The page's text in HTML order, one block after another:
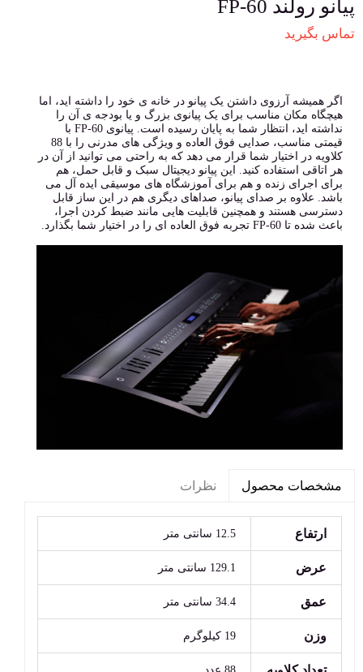
پیانو رولند FP-60
تماس بگیرید
اگر همیشه آرزوی داشتن یک پیانو در خانه ی خود را داشته اید، اما
هیچگاه مکان مناسب برای یک پیانوی بزرگ و یا بودجه ی آن را
نداشته اید، انتظار شما به پایان رسیده است. پیانوی FP-60 با
قیمتی مناسب، صدایی فوق العاده و ویژگی های مدرنی را با 88
کلاویه در اختیار شما قرار می دهد که به راحتی می توانید از آن در
هر اتاقی استفاده کنید. این پیانو دیجیتال سبک و قابل حمل، هم
برای اجرای زنده و هم برای آموزشگاه های موسیقی ایده آل می
باشد. علاوه بر صدای پیانو، صداهای دیگری هم در این ساز قابل
دسترسی هستند و همچنین قابلیت هایی مانند ضبط کردن اجرا،
باعث شده تا FP-60 تجربه فوق العاده ای را در اختیار شما بگذارد.
مشخصات محصول نظرات
ارتفاع 12.5 سانتی متر
عرض 129.1 سانتی متر
عمق 34.4 سانتی متر
وزن 19 کیلوگرم